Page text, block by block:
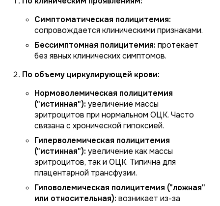
Симптоматическая полицитемия:
сопровождается клиническими признаками.
Бессимптомная полицитемия: протекает
без явных клинических симптомов.
По объему циркулирующей крови:
Нормоволемическая полицитемия
("истинная"): увеличение массы
эритроцитов при нормальном ОЦК. Часто
связана с хронической гипоксией.
Гиперволемическая полицитемия
("истинная"): увеличение как массы
эритроцитов, так и ОЦК. Типична для
плацентарной трансфузии.
Гиповолемическая полицитемия ("ложная"
или относительная): возникает из-за